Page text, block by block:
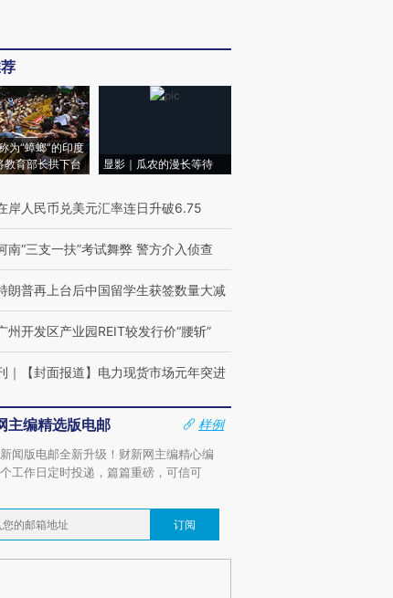
为“蟑螂”的印度
教育部长拱下台
显影｜瓜农的漫长等待
岸人民币兑美元汇率连日升破6.75
南“三支一扶”考试舞弊 警方介入侦查
朗普再上台后中国留学生获签数量大减
州开发区产业园REIT较发行价“腰斩”
｜ 【封面报道】电力现货市场元年突进
主编精选版电邮
样例
闻版电邮全新升级！财新网主编精心编
工作日定时投递，篇篇重磅，可信可
订阅